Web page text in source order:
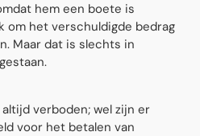
hem een boete is
om het verschuldigde bedrag
Maar dat is slechts in
verboden; wel zijn er
voor het betalen van